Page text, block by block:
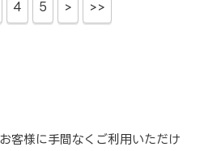
4 5 > >>
客様に手間なくご利用いただけ